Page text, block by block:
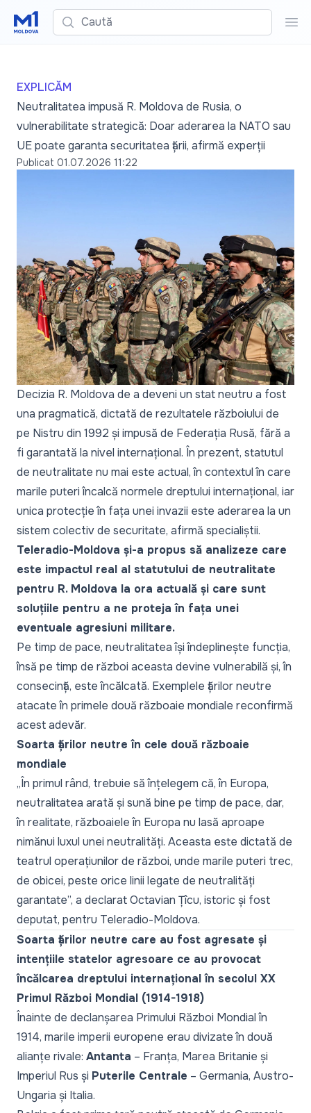
Caută
EXPLICĂM
Neutralitatea impusă R. Moldova de Rusia, o
vulnerabilitate strategică: Doar aderarea la NATO sau
UE poate garanta securitatea țării, afirmă experții
Publicat 01.07.2026 11:22
Decizia R. Moldova de a deveni un stat neutru a fost
una pragmatică, dictată de rezultatele războiului de
pe Nistru din 1992 și impusă de Federația Rusă, fără a
fi garantată la nivel internațional. În prezent, statutul
de neutralitate nu mai este actual, în contextul în care
marile puteri încalcă normele dreptului internațional, iar
unica protecție în fața unei invazii este aderarea la un
sistem colectiv de securitate, afirmă specialiștii.
Teleradio-Moldova și-a propus să analizeze care
este impactul real al statutului de neutralitate
pentru R. Moldova la ora actuală și care sunt
soluțiile pentru a ne proteja în fața unei
eventuale agresiuni militare.
Pe timp de pace, neutralitatea își îndeplinește funcția,
însă pe timp de război aceasta devine vulnerabilă și, în
consecință, este încălcată. Exemplele țărilor neutre
atacate în primele două războaie mondiale reconfirmă
acest adevăr.
Soarta țărilor neutre în cele două războaie
mondiale
„În primul rând, trebuie să înțelegem că, în Europa,
neutralitatea arată și sună bine pe timp de pace, dar,
în realitate, războaiele în Europa nu lasă aproape
nimănui luxul unei neutralități. Aceasta este dictată de
teatrul operațiunilor de război, unde marile puteri trec,
de obicei, peste orice linii legate de neutralități
garantate”, a declarat Octavian Țîcu, istoric și fost
deputat, pentru Teleradio-Moldova.
Soarta țărilor neutre care au fost agresate și
intențiile statelor agresoare ce au provocat
încălcarea dreptului internațional în secolul XX
Primul Război Mondial (1914-1918)
Înainte de declanșarea Primului Război Mondial în
1914, marile imperii europene erau divizate în două
alianțe rivale: Antanta – Franța, Marea Britanie și
Imperiul Rus și Puterile Centrale – Germania, Austro-
Ungaria și Italia.